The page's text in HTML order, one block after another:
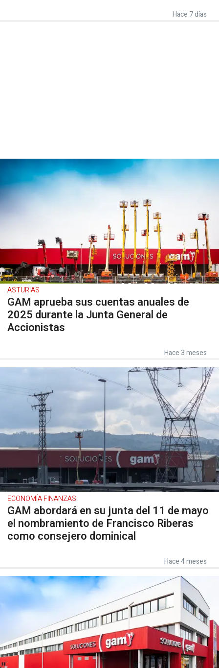
Hace 7 días
ASTURIAS
GAM aprueba sus cuentas anuales de
2025 durante la Junta General de
Accionistas
Hace 3 meses
ECONOMÍA FINANZAS
GAM abordará en su junta del 11 de mayo
el nombramiento de Francisco Riberas
como consejero dominical
Hace 4 meses